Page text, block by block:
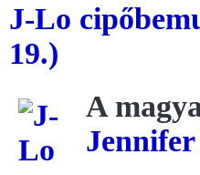
J-Lo
19.)
A